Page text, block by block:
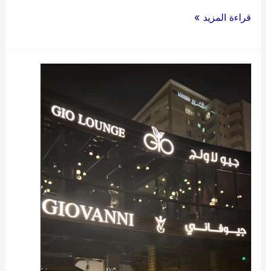
منيو
عربي
2024
قراءة المزيد »